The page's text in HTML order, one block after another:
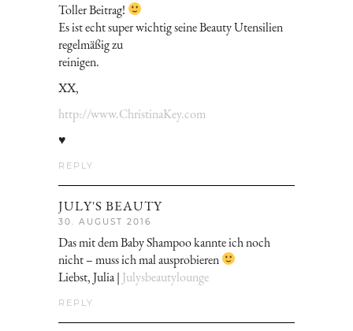
Toller Beitrag!
Es ist echt super wichtig seine Beauty Utensilien
regelmäßig zu
reinigen.
XX,
http://www.ChristinaKey.com
♥
REPLY
JULY'S BEAUTY
30. AUGUST 2016
Das mit dem Baby Shampoo kannte ich noch
nicht – muss ich mal ausprobieren
Liebst, Julia | Julysbeautylounge
REPLY